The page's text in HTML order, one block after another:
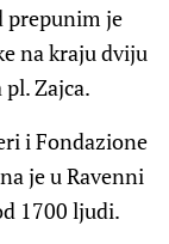
prepunim je
na kraju dviju
Zajca.
i Fondazione
je u Ravenni
1700 ljudi.